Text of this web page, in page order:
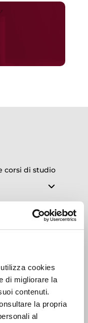
cookies
di migliorare la
contenuti.
la propria
al
corsi di studio